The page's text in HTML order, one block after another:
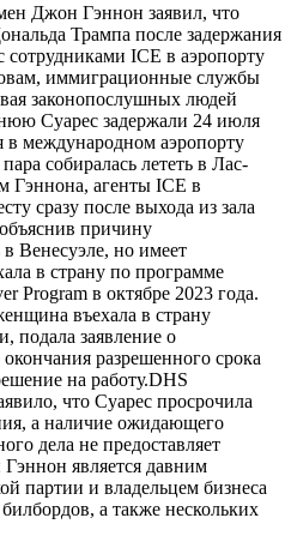
Джон Гэннон заявил, что
Трампа после задержания
ICE в аэропорту
иммиграционные службы
законопослушных людей
Суарес задержали 24 июля
в международном аэропорту
собиралась лететь в Лас-
Гэннона, агенты ICE в
сразу после выхода из зала
причину
Венесуэле, но имеет
в страну по программе
Program в октябре 2023 года.
въехала в страну
подала заявление о
разрешенного срока
на работу.DHS
что Суарес просрочила
а наличие ожидающего
дела не предоставляет
является давним
партии и владельцем бизнеса
а также нескольких